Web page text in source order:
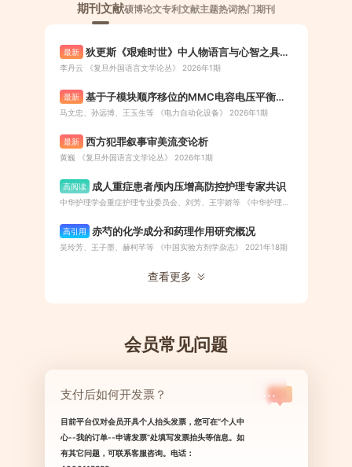
期刊文献硕博论文专利文献主题热词热门期刊
最新
狄更斯《艰难时世》中人物语言与心智之具身
认知批评
李丹云 《复旦外国语言文学论丛》 2026年1期
最新
基于子模块顺序移位的MMC电容电压平衡策
略
马文忠、孙远博、王玉生等 《电力自动化设备》 2026年1期
最新 西方犯罪叙事审美流变论析
黄巍 《复旦外国语言文学论丛》 2026年1期
高阅读 成人重症患者颅内压增高防控护理专家共识
高引用 赤芍的化学成分和药理作用研究概况
吴玲芳、王子墨、赫柯芊等 《中国实验方剂学杂志》 2021年18期
查看更多
会员常见问题
支付后如何开发票？
目前平台仅对会员开具个人抬头发票，您可在“个人中
心--我的订单--申请发票”处填写发票抬头等信息。如
有其它问题，可联系客服咨询。电话：